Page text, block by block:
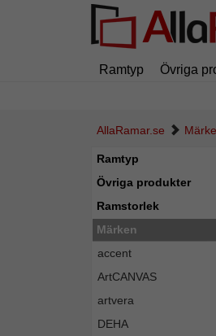
Ramtyp Övriga
AllaRamar.se
Ramtyp
Övriga produkter
Ramstorlek
Märken
accent
ArtCANVAS
artvera
DEHA